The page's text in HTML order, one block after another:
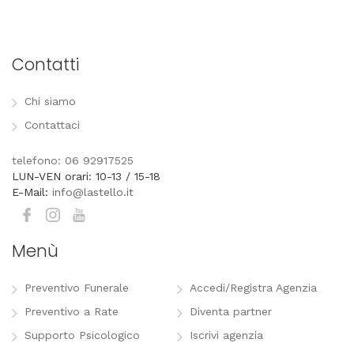
Contatti
Chi siamo
Contattaci
telefono: 06 92917525
LUN-VEN orari: 10-13 / 15-18
E-Mail: info@lastello.it
Menù
Preventivo Funerale
Preventivo a Rate
Supporto Psicologico
Accedi/Registra Agenzia
Diventa partner
Iscrivi agenzia